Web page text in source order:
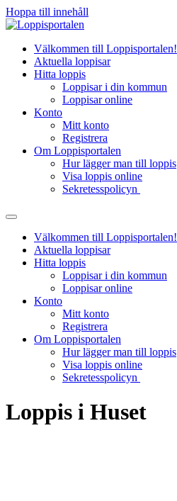
Hoppa till innehåll
Välkommen till Loppisportalen!
Aktuella loppisar
Hitta loppis
Loppisar i din kommun
Loppisar online
Konto
Mitt konto
Registrera
Om Loppisportalen
Hur lägger man till loppis
Visa loppis online
Sekretesspolicyn
Välkommen till Loppisportalen!
Aktuella loppisar
Hitta loppis
Loppisar i din kommun
Loppisar online
Konto
Mitt konto
Registrera
Om Loppisportalen
Hur lägger man till loppis
Visa loppis online
Sekretesspolicyn
Loppis i Huset